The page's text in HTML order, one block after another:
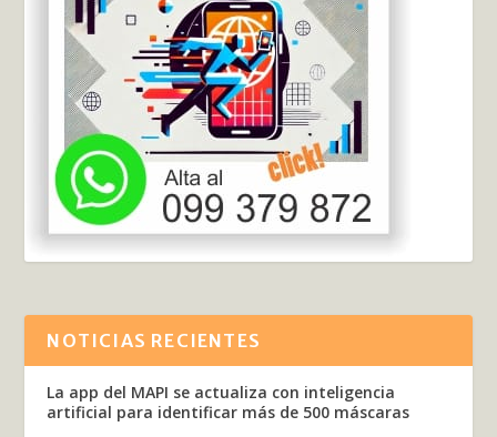
NOTICIAS RECIENTES
La app del MAPI se actualiza con inteligencia
artificial para identificar más de 500 máscaras